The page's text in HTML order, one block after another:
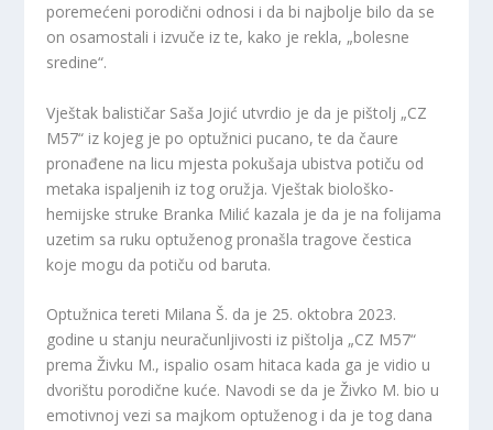
poremećeni porodični odnosi i da bi najbolje bilo da se
on osamostali i izvuče iz te, kako je rekla, „bolesne
sredine“.
Vještak balističar Saša Jojić utvrdio je da je pištolj „CZ
M57“ iz kojeg je po optužnici pucano, te da čaure
pronađene na licu mjesta pokušaja ubistva potiču od
metaka ispaljenih iz tog oružja. Vještak biološko-
hemijske struke Branka Milić kazala je da je na folijama
uzetim sa ruku optuženog pronašla tragove čestica
koje mogu da potiču od baruta.
Optužnica tereti Milana Š. da je 25. oktobra 2023.
godine u stanju neuračunljivosti iz pištolja „CZ M57“
prema Živku M., ispalio osam hitaca kada ga je vidio u
dvorištu porodične kuće. Navodi se da je Živko M. bio u
emotivnoj vezi sa majkom optuženog i da je tog dana